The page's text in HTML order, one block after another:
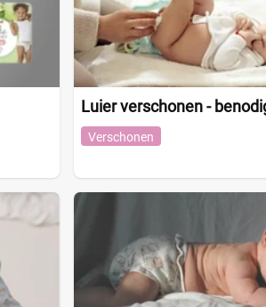
Luier verschonen -
Verschonen